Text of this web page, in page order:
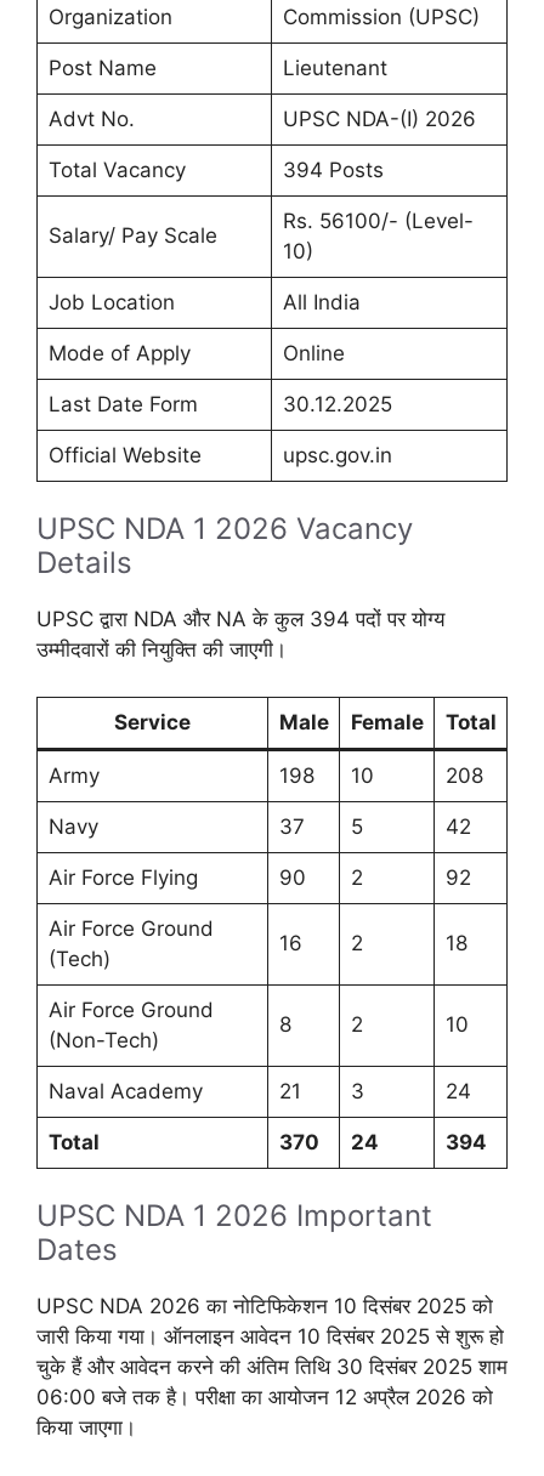
Organization
Commission (UPSC)
Post Name Lieutenant
Advt No. UPSC NDA-(I) 2026
Total Vacancy 394 Posts
Salary/ Pay Scale
Rs. 56100/- (Level-
10)
Job Location All India
Mode of Apply Online
Last Date Form 30.12.2025
Official Website upsc.gov.in
UPSC NDA 1 2026 Vacancy
Details
UPSC द्वारा NDA और NA के कुल 394 पदों पर योग्य
उम्मीदवारों की नियुक्ति की जाएगी।
Service Male Female Total
Army 198 10 208
Navy 37 5 42
Air Force Flying 90 2 92
Air Force Ground
(Tech)
16 2 18
Air Force Ground
(Non-Tech)
8 2 10
Naval Academy 21 3 24
Total 370 24 394
UPSC NDA 1 2026 Important
Dates
UPSC NDA 2026 का नोटिफिकेशन 10 दिसंबर 2025 को
जारी किया गया। ऑनलाइन आवेदन 10 दिसंबर 2025 से शुरू हो
चुके हैं और आवेदन करने की अंतिम तिथि 30 दिसंबर 2025 शाम
06:00 बजे तक है। परीक्षा का आयोजन 12 अप्रैल 2026 को
किया जाएगा।